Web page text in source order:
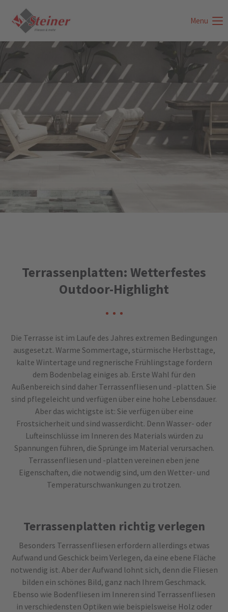
Login
Benutzername
Passwort
Support
Lorem ipsum dolor sit amet:
24h/ 365days
Get in touch
Cybersteel Inc.
376-293 City Road, Suite 600
San Francisco, CA 94102
Have any questions?
+44 1234 567 890
Drop us a line
info@yourdomain.com
About us
sociis natoque penatibus et magnis dis parturient montes,
nascetur ridiculus mus. Donec quam felis, ultricies nec.
Menu
Terrassenplatten: Wetterfestes
Outdoor-Highlight
Die Terrasse ist im Laufe des Jahres extremen Bedingungen
ausgesetzt. Warme Sommertage, stürmische Herbsttage,
kalte Wintertage und regnerische Frühlingstage fordern
dem Bodenbelag einiges ab. Erste Wahl für den
Außenbereich sind daher Terrassenfliesen und -platten. Sie
sind pflegeleicht und verfügen über eine hohe Lebensdauer.
Aber das wichtigste ist: Sie verfügen über eine
Frostsicherheit und sind wasserdicht. Denn Wasser- oder
Lufteinschlüsse im Inneren des Materials würden zu
Spannungen führen, die Sprünge im Material verursachen.
Terrassenfliesen und -platten vereinen eben jene
Eigenschaften, die notwendig sind, um den Wetter- und
Temperaturschwankungen zu trotzen.
Terrassenplatten richtig verlegen
Besonders Terrassenfliesen erfordern allerdings etwas
Aufwand und Geschick beim Verlegen, da eine ebene Fläche
notwendig ist. Aber der Aufwand lohnt sich, denn die Fliesen
bilden ein schönes Bild, ganz nach Ihrem Geschmack.
Ebenso wie Bodenfliesen im Inneren sind Terrassenfliesen
in verschiedensten Optiken wie beispielsweise Holz oder